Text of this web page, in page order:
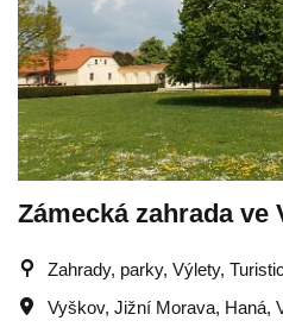
Zámecká zahrada ve
Zahrady, parky, Výlety,
Vyškov, Jižní Morava, Haná,